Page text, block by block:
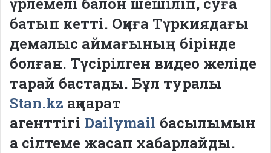
батып кетті. Оқиға Түркиядағы
демалыс аймағының бірінде
болған. Түсірілген видео желіде
тарай бастады. Бұл туралы
Stan.kz ақпарат
агенттігі Dailymail басылымын
а сілтеме жасап хабарлайды.